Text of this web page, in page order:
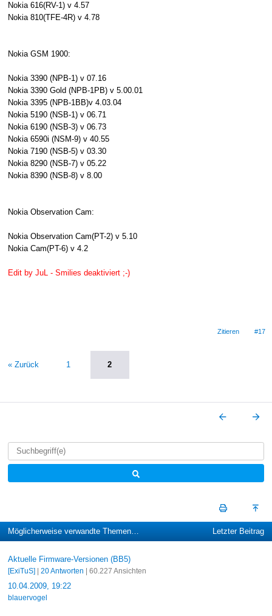
Nokia 616(RV-1) v 4.57
Nokia 810(TFE-4R) v 4.78
Nokia GSM 1900:
Nokia 3390 (NPB-1) v 07.16
Nokia 3390 Gold (NPB-1PB) v 5.00.01
Nokia 3395 (NPB-1BB)v 4.03.04
Nokia 5190 (NSB-1) v 06.71
Nokia 6190 (NSB-3) v 06.73
Nokia 6590i (NSM-9) v 40.55
Nokia 7190 (NSB-5) v 03.30
Nokia 8290 (NSB-7) v 05.22
Nokia 8390 (NSB-8) v 8.00
Nokia Observation Cam:
Nokia Observation Cam(PT-2) v 5.10
Nokia Cam(PT-6) v 4.2
Edit by JuL - Smilies deaktiviert ;-)
Zitieren #17
« Zurück 1 2
Möglicherweise verwandte Themen… Letzter Beitrag
Aktuelle Firmware-Versionen (BB5)
[ExiTuS] 20 Antworten | 60.227 Ansichten
10.04.2009, 19:22
blauervogel